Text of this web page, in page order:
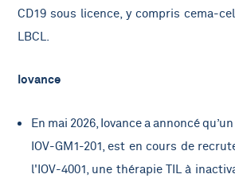
CD19 sous licence, y compris cema-
LBCL.
Iovance
En mai 2026,Iovance a annoncé
IOV-GM1-201, est en cours de
l'IOV-4001, une thérapie TIL à